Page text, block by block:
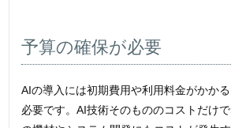
予算の確保が必要
AIの導入には初期費用や利用料金がかか
必要です。AI技術そのもののコストだけ